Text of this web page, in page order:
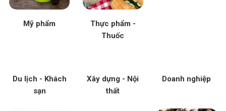
Mỹ phẩm
Thực phẩm -
Thuốc
Du lịch - Khách
sạn
Xây dựng - Nội
thất
Doanh nghiệp